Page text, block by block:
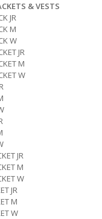
& VESTS
JR
M
W
JR
M
W
JR
M
W
JR
M
W